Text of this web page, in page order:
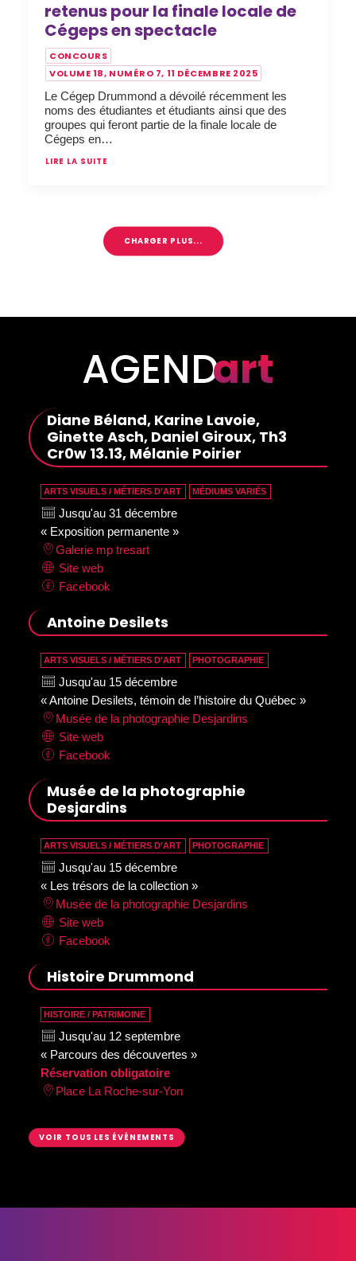
retenus pour la finale locale de
Cégeps en spectacle
CONCOURS
VOLUME 18, NUMÉRO 7, 11 DÉCEMBRE 2025
Le Cégep Drummond a dévoilé récemment les
noms des étudiantes et étudiants ainsi que des
groupes qui feront partie de la finale locale de
Cégeps en…
LIRE LA SUITE
CHARGER PLUS...
AGENDart
Diane Béland, Karine Lavoie,
Ginette Asch, Daniel Giroux, Th3
Cr0w 13.13, Mélanie Poirier
ARTS VISUELS / MÉTIERS D’ART MÉDIUMS VARIÉS
Jusqu'au 31 décembre
« Exposition permanente »
Galerie mp tresart
Site web
Facebook
Antoine Desilets
ARTS VISUELS / MÉTIERS D’ART PHOTOGRAPHIE
Jusqu'au 15 décembre
« Antoine Desilets, témoin de l’histoire du Québec »
Musée de la photographie Desjardins
Site web
Facebook
Musée de la photographie
Desjardins
ARTS VISUELS / MÉTIERS D’ART PHOTOGRAPHIE
Jusqu'au 15 décembre
« Les trésors de la collection »
Musée de la photographie Desjardins
Site web
Facebook
Histoire Drummond
HISTOIRE / PATRIMOINE
Jusqu'au 12 septembre
« Parcours des découvertes »
Réservation obligatoire
Place La Roche-sur-Yon
VOIR TOUS LES ÉVÉNEMENTS